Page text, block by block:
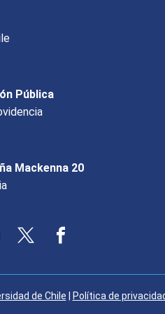
Pública
Mackenna 20
de Chile Política de